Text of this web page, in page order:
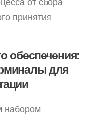
от сбора
принятия
обеспечения:
для
набором